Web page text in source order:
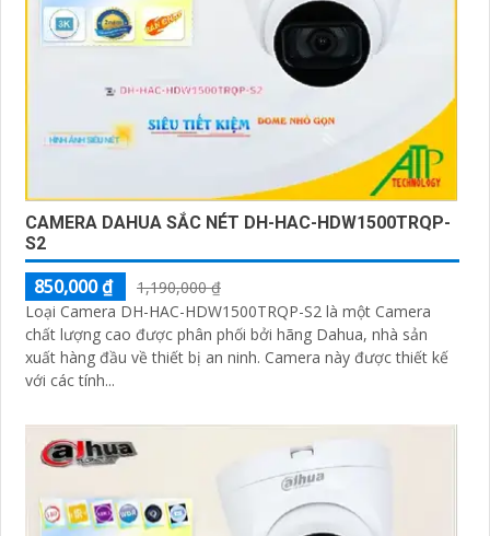
CAMERA DAHUA SẮC NÉT DH-HAC-HDW1500TRQP-
S2
850,000 ₫
1,190,000 ₫
Loại Camera DH-HAC-HDW1500TRQP-S2 là một Camera
chất lượng cao được phân phối bởi hãng Dahua, nhà sản
xuất hàng đầu về thiết bị an ninh. Camera này được thiết kế
với các tính...